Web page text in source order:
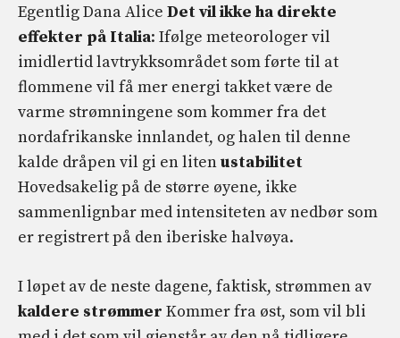
Egentlig Dana Alice Det vil ikke ha direkte
effekter på Italia: Ifølge meteorologer vil
imidlertid lavtrykksområdet som førte til at
flommene vil få mer energi takket være de
varme strømningene som kommer fra det
nordafrikanske innlandet, og halen til denne
kalde dråpen vil gi en litenustabilitet
Hovedsakelig på de større øyene, ikke
sammenlignbar med intensiteten av nedbør som
er registrert på den iberiske halvøya.
I løpet av de neste dagene, faktisk, strømmen av
kaldere strømmer Kommer fra øst, som vil bli